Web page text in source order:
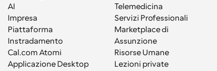
AI
Impresa
Piattaforma
Instradamento
Cal.com Atomi
Applicazione Desktop
Telemedicina
Servizi Professionali
Marketplace di
Assunzione
Risorse Umane
Lezioni private